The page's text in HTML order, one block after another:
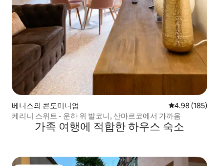
베니스의 콘도미니엄 평점 4.98점(5
4.98 (185)
케리니 스위트 - 운하 위 발코니, 산마르코에서 가까움
가족 여행에 적합한 하우스 숙소